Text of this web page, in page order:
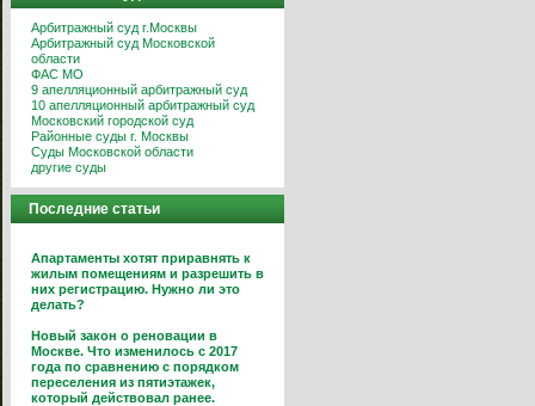
Арбитражный суд г.Москвы
Арбитражный суд Московской
области
ФАС МО
9 апелляционный арбитражный суд
10 апелляционный арбитражный суд
Московский городской суд
Районные суды г. Москвы
Суды Московской области
другие суды
Последние статьи
Апартаменты хотят приравнять к
жилым помещениям и разрешить в
них регистрацию. Нужно ли это
делать?
Новый закон о реновации в
Москве. Что изменилось с 2017
года по сравнению с порядком
переселения из пятиэтажек,
который действовал ранее.